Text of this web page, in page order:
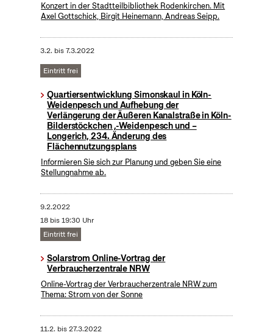
Konzert in der Stadtteilbibliothek Rodenkirchen. Mit
Axel Gottschick, Birgit Heinemann, Andreas Seipp.
3.2. bis7.3.2022
Eintritt frei
Quartiersentwicklung Simonskaul in Köln-
Weidenpesch und Aufhebung der
Verlängerung der Äußeren Kanalstraße in Köln-
Bilderstöckchen ,-Weidenpesch und –
Longerich, 234. Änderung des
Flächennutzungsplans
Informieren Sie sich zur Planung und geben Sie eine
Stellungnahme ab.
9.2.2022
18 bis 19:30 Uhr
Eintritt frei
Solarstrom Online-Vortrag der
Verbraucherzentrale NRW
Online-Vortrag der Verbraucherzentrale NRW zum
Thema: Strom von der Sonne
11.2. bis27.3.2022